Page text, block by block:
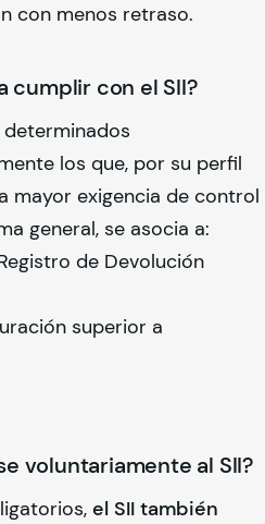
con menos retraso.
cumplir con el SII?
determinados
los que, por su perfil
mayor exigencia de control
general, se asocia a:
de Devolución
superior a
voluntariamente al SII?
el SII también